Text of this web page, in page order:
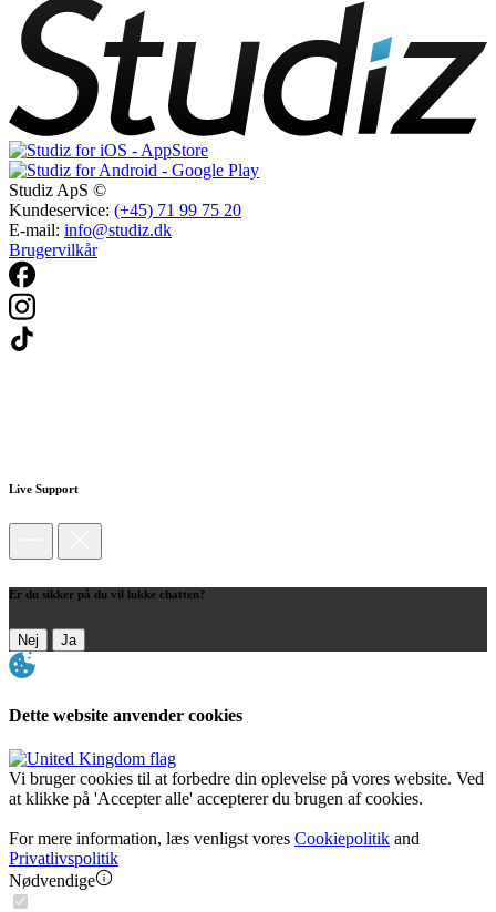
Studiz ApS ©
Kundeservice: (+45) 71 99 75 20
E-mail: info@studiz.dk
Brugervilkår
Live Support
Er du sikker på du vil lukke chatten?
Nej Ja
Dette website anvender cookies
Vi bruger cookies til at forbedre din oplevelse på vores website. Ved
at klikke på 'Accepter alle' accepterer du brugen af cookies.
For mere information, læs venligst vores Cookiepolitik and
Privatlivspolitik
Nødvendige